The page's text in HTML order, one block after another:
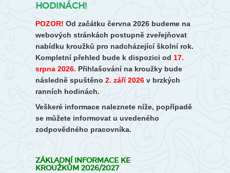
HODINÁCH!
POZOR! Od začátku června 2026 budeme na
webových stránkách postupně zveřejňovat
nabídku kroužků pro nadcházející školní rok.
Kompletní přehled bude k dispozici od 17.
srpna 2026. Přihlašování na kroužky bude
následně spuštěno 2. září 2026 v brzkých
ranních hodinách.
Veškeré informace naleznete níže, popřípadě
se můžete informovat u uvedeného
zodpovědného pracovníka.
ZÁKLADNÍ INFORMACE KE
KROUŽKŮM 2026/2027